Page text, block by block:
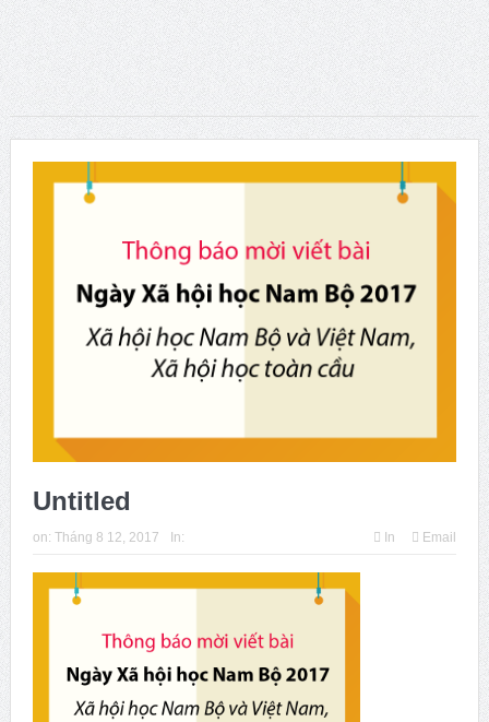
ISA World Congress of Sociology – Request for Proposals
for hosting the XXII ISA World Congress of Sociology in 2031
Hội thảo về FRANÇOIS HOUTART nhân kỷ niệm 100 năm
ngày sinh của ông
Phát huy vai trò khoa học xã hội trong kỷ nguyên mới của
Issue 244, October 2025. News from ISA
Thời sự Hà Nội 15h ngày 8/7/2025: Thủ tướng đề xuất giải
pháp về môi trường, y tế tại BRICS
Untitled
on: Tháng 8 12, 2017 In: In Email